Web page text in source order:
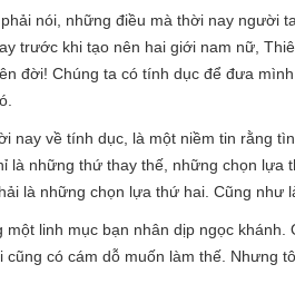
nói, những điều mà thời nay người
trước khi tạo nên hai giới nam nữ,
đời! Chúng ta có tính dục để đưa
nay về tính dục, là một niềm tin rằng
là những thứ thay thế, những chọn
là những chọn lựa thứ hai. Cũng như
một linh mục bạn nhân dịp ngọc
có cám dỗ muốn làm thế. Nhưng